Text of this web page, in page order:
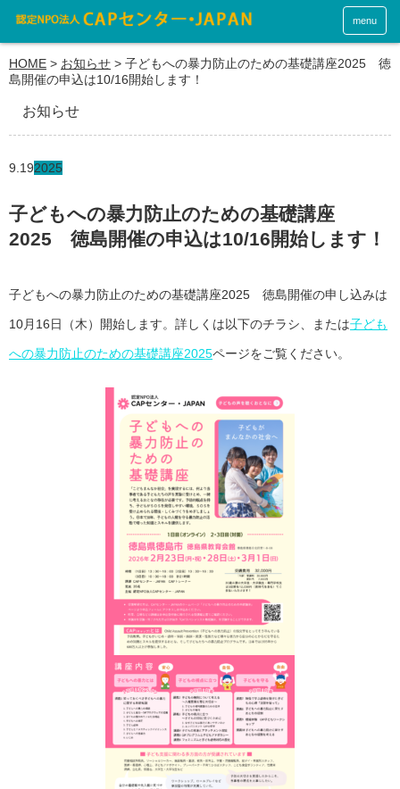
menu
HOME > お知らせ > 子どもへの暴力防止のための基礎講座2025 徳
島開催の申込は10/16開始します！
お知らせ
9.192025
子どもへの暴力防止のための基礎講座
2025 徳島開催の申込は10/16開始します！
子どもへの暴力防止のための基礎講座2025 徳島開催の申し込みは
10月16日（木）開始します。詳しくは以下のチラシ、または子ども
への暴力防止のための基礎講座2025ページをご覧ください。